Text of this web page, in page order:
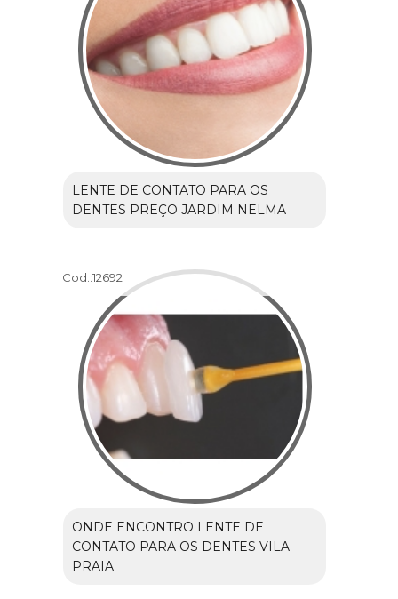
LENTE DE CONTATO PARA OS
DENTES PREÇO JARDIM NELMA
Cod.:12692
ONDE ENCONTRO LENTE DE
CONTATO PARA OS DENTES VILA
PRAIA